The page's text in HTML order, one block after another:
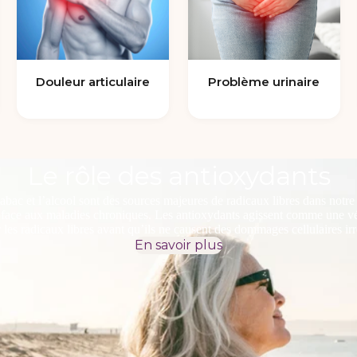
Douleur articulaire Problème urinaire
et l’alcool sont des sources majeures de radicaux libres dans
aux maladies chroniques. Les antioxydants agissent comme une
radicaux libres avant qu’ils ne causent des dommages cellulaires
En savoir plus